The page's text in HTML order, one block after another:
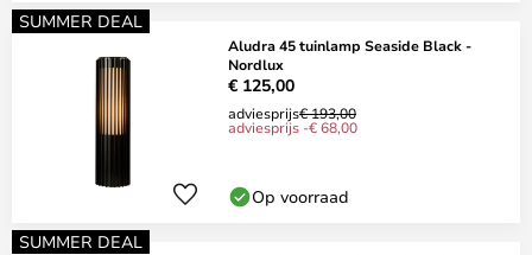
SUMMER DEAL
Aludra 45 tuinlamp Seaside Black -
Nordlux
€ 125,00
adviesprijs€ 193,00
adviesprijs -€ 68,00
Op voorraad
SUMMER DEAL